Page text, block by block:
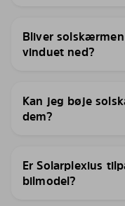
Bliver
vinduet ned?
Kan jeg bøje
dem?
Er Solarplexius
bilmodel?